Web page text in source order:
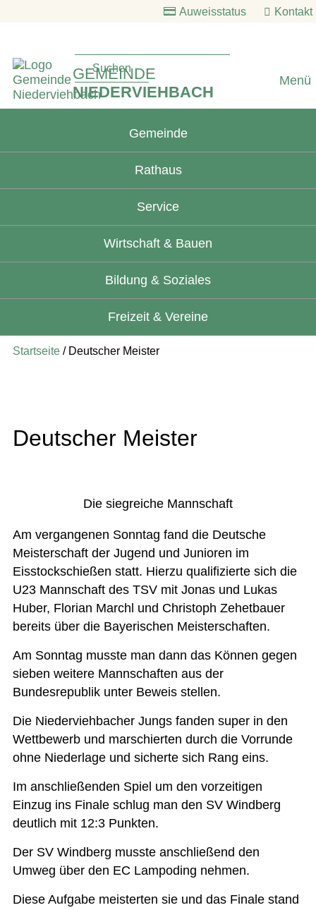
Menü
Auweisstatus Kontakt
GEMEINDE
NIEDERVIEHBACH
Gemeinde
Rathaus
Service
Wirtschaft & Bauen
Bildung & Soziales
Freizeit & Vereine
Startseite/ Deutscher Meister
Deutscher Meister
Die siegreiche Mannschaft
Am vergangenen Sonntag fand die Deutsche
Meisterschaft der Jugend und Junioren im
Eisstockschießen statt. Hierzu qualifizierte sich die
U23 Mannschaft des TSV mit Jonas und Lukas
Huber, Florian Marchl und Christoph Zehetbauer
bereits über die Bayerischen Meisterschaften.
Am Sonntag musste man dann das Können gegen
sieben weitere Mannschaften aus der
Bundesrepublik unter Beweis stellen.
Die Niederviehbacher Jungs fanden super in den
Wettbewerb und marschierten durch die Vorrunde
ohne Niederlage und sicherte sich Rang eins.
Im anschließenden Spiel um den vorzeitigen
Einzug ins Finale schlug man den SV Windberg
deutlich mit 12:3 Punkten.
Der SV Windberg musste anschließend den
Umweg über den EC Lampoding nehmen.
Diese Aufgabe meisterten sie und das Finale stand